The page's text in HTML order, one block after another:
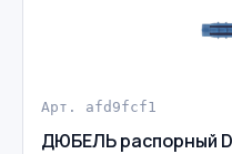
Арт. afd9fcf1
ДЮБЕЛЬ распорный